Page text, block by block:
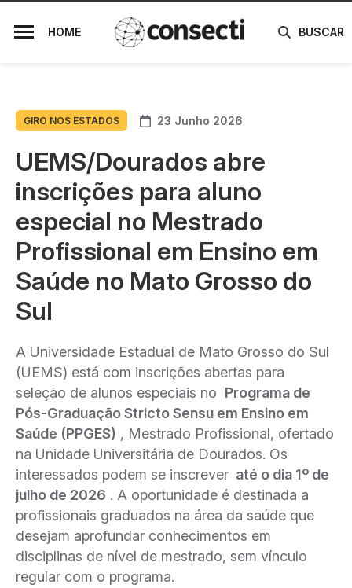
HOME BUSCAR
GIRO NOS ESTADOS 23 Junho 2026
UEMS/Dourados abre
inscrições para aluno
especial no Mestrado
Profissional em Ensino em
Saúde no Mato Grosso do
Sul
A Universidade Estadual de Mato Grosso do Sul
(UEMS) está com inscrições abertas para
seleção de alunos especiais no Programa de
Pós-Graduação Stricto Sensu em Ensino em
Saúde (PPGES) , Mestrado Profissional, ofertado
na Unidade Universitária de Dourados. Os
interessados podem se inscrever até o dia 1º de
julho de 2026 . A oportunidade é destinada a
profissionais graduados na área da saúde que
desejam aprofundar conhecimentos em
disciplinas de nível de mestrado, sem vínculo
regular com o programa.